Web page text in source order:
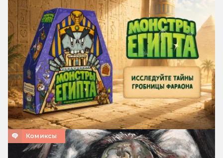
Комиксы